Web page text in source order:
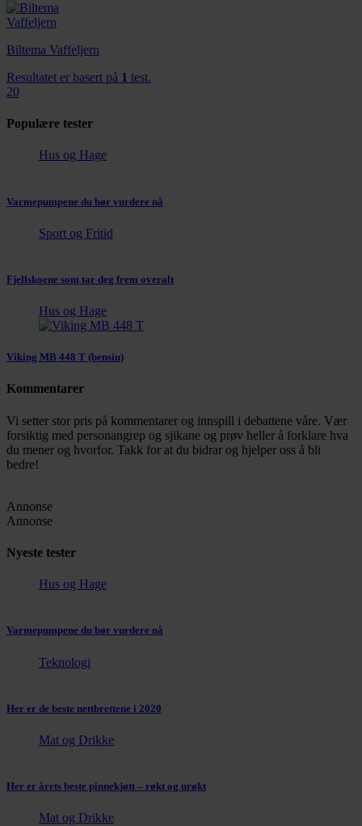
Biltema Vaffeljern
Resultatet er basert på 1 test.
20
Populære tester
Hus og Hage
Varmepumpene du bør vurdere nå
Sport og Fritid
Fjellskoene som tar deg frem overalt
Hus og Hage
Viking MB 448 T (bensin)
Kommentarer
Vi setter stor pris på kommentarer og innspill i debattene våre. Vær
forsiktig med personangrep og sjikane og prøv heller å forklare hva
du mener og hvorfor. Takk for at du bidrar og hjelper oss å bli
bedre!
Annonse
Annonse
Nyeste tester
Hus og Hage
Varmepumpene du bør vurdere nå
Teknologi
Her er de beste nettbrettene i 2020
Mat og Drikke
Her er årets beste pinnekjøtt – røkt og urøkt
Mat og Drikke